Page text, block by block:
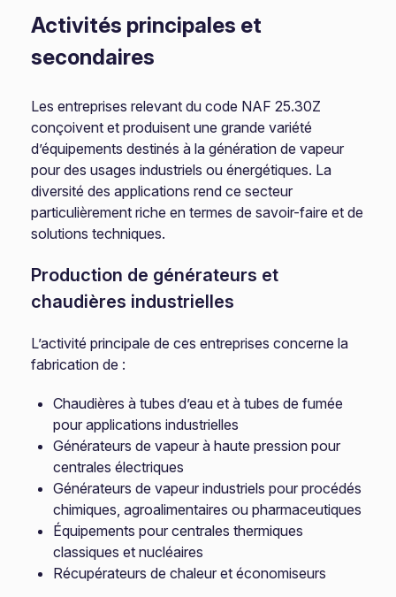
Activités principales et
secondaires
Les entreprises relevant du code NAF 25.30Z
conçoivent et produisent une grande variété
d’équipements destinés à la génération de vapeur
pour des usages industriels ou énergétiques. La
diversité des applications rend ce secteur
particulièrement riche en termes de savoir-faire et de
solutions techniques.
Production de générateurs et
chaudières industrielles
L’activité principale de ces entreprises concerne la
fabrication de :
Chaudières à tubes d’eau et à tubes de fumée
pour applications industrielles
Générateurs de vapeur à haute pression pour
centrales électriques
Générateurs de vapeur industriels pour procédés
chimiques, agroalimentaires ou pharmaceutiques
Équipements pour centrales thermiques
classiques et nucléaires
Récupérateurs de chaleur et économiseurs